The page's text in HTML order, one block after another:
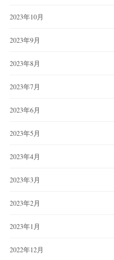
2023年10月
2023年9月
2023年8月
2023年7月
2023年6月
2023年5月
2023年4月
2023年3月
2023年2月
2023年1月
2022年12月